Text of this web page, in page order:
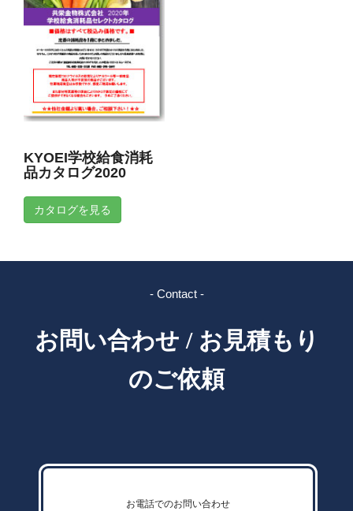
KYOEI学校給食消耗
品カタログ2020
カタログを見る
- Contact -
お問い合わせ / お見積もり
のご依頼
お電話でのお問い合わせ